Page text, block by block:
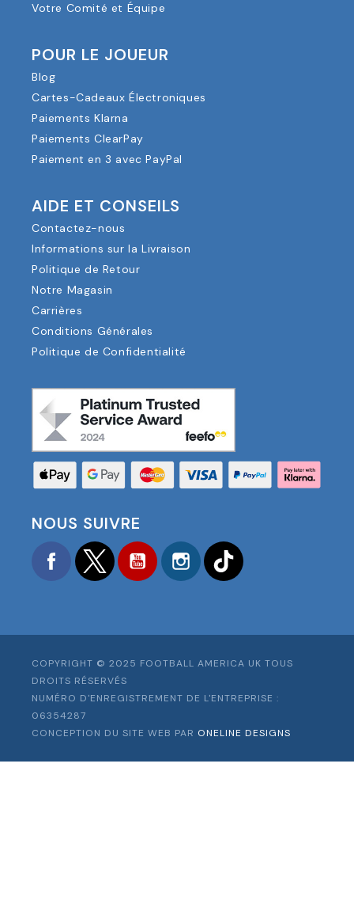
Votre Comité et Équipe
POUR LE JOUEUR
Blog
Cartes-Cadeaux Électroniques
Paiements Klarna
Paiements ClearPay
Paiement en 3 avec PayPal
AIDE ET CONSEILS
Contactez-nous
Informations sur la Livraison
Politique de Retour
Notre Magasin
Carrières
Conditions Générales
Politique de Confidentialité
NOUS SUIVRE
FacebookTwitter YouTubeInstagram
COPYRIGHT © 2025 FOOTBALL AMERICA UK TOUS
DROITS RÉSERVÉS
NUMÉRO D'ENREGISTREMENT DE L'ENTREPRISE :
06354287
CONCEPTION DU SITE WEB PAR ONELINE DESIGNS